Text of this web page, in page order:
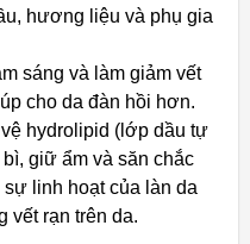
hương liệu và phụ gia
sáng và làm giảm vết
cho da đàn hồi hơn.
hydrolipid (lớp dầu tự
giữ ẩm và săn chắc
linh hoạt của làn da
vết rạn trên da.